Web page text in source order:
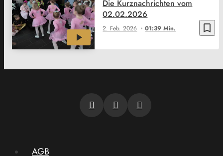
bookmark_border
2. Feb. 2026 01:39 Min.
Die Kurznachrichten vom
02.02.2026
AGB